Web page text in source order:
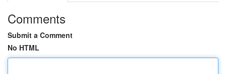
Comments
Submit a Comment
No HTML